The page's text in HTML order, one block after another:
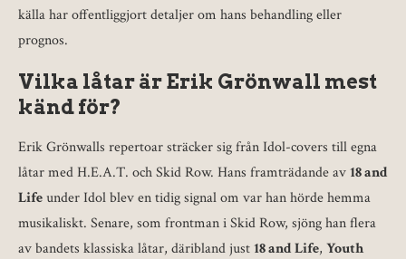
källa har offentliggjort detaljer om hans behandling eller
prognos.
Vilka låtar är Erik Grönwall mest
känd för?
Erik Grönwalls repertoar sträcker sig från Idol-covers till egna
låtar med H.E.A.T. och Skid Row. Hans framträdande av18 and
Lifeunder Idol blev en tidig signal om var han hörde hemma
musikaliskt. Senare, som frontman i Skid Row, sjöng han flera
av bandets klassiska låtar, däribland just18 and Life, Youth